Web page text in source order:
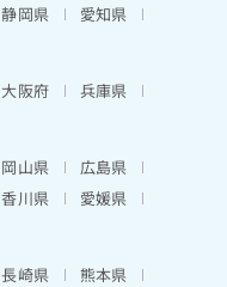
静岡県
愛知県
大阪府
兵庫県
岡山県
広島県
香川県
愛媛県
長崎県
熊本県